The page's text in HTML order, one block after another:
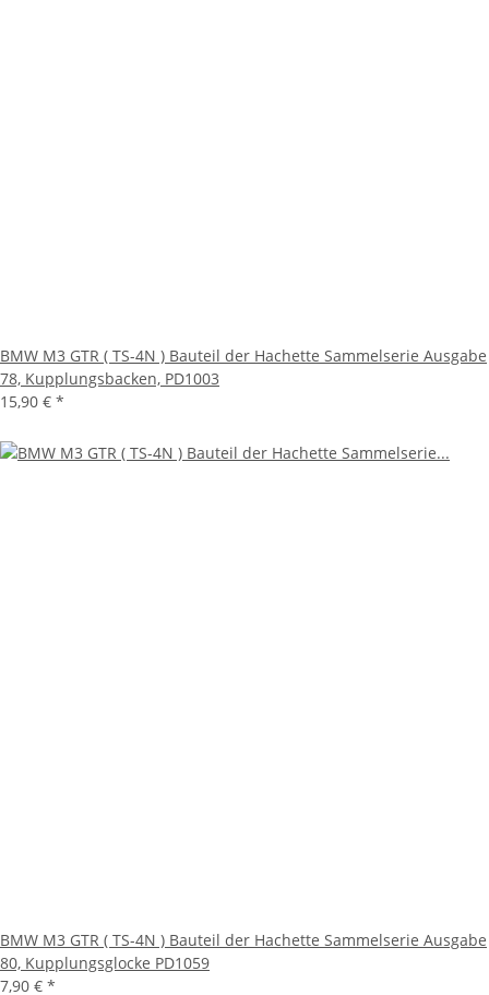
BMW M3 GTR ( TS-4N ) Bauteil der Hachette Sammelserie Ausgabe
78, Kupplungsbacken, PD1003
15,90 € *
BMW M3 GTR ( TS-4N ) Bauteil der Hachette Sammelserie Ausgabe
80, Kupplungsglocke PD1059
7,90 € *